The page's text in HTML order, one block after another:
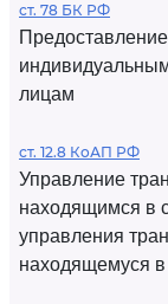
ст. 78 БК РФ
лицам
ст. 12.8 КоАП РФ
Управление
находящимся в
управления
находящемуся в